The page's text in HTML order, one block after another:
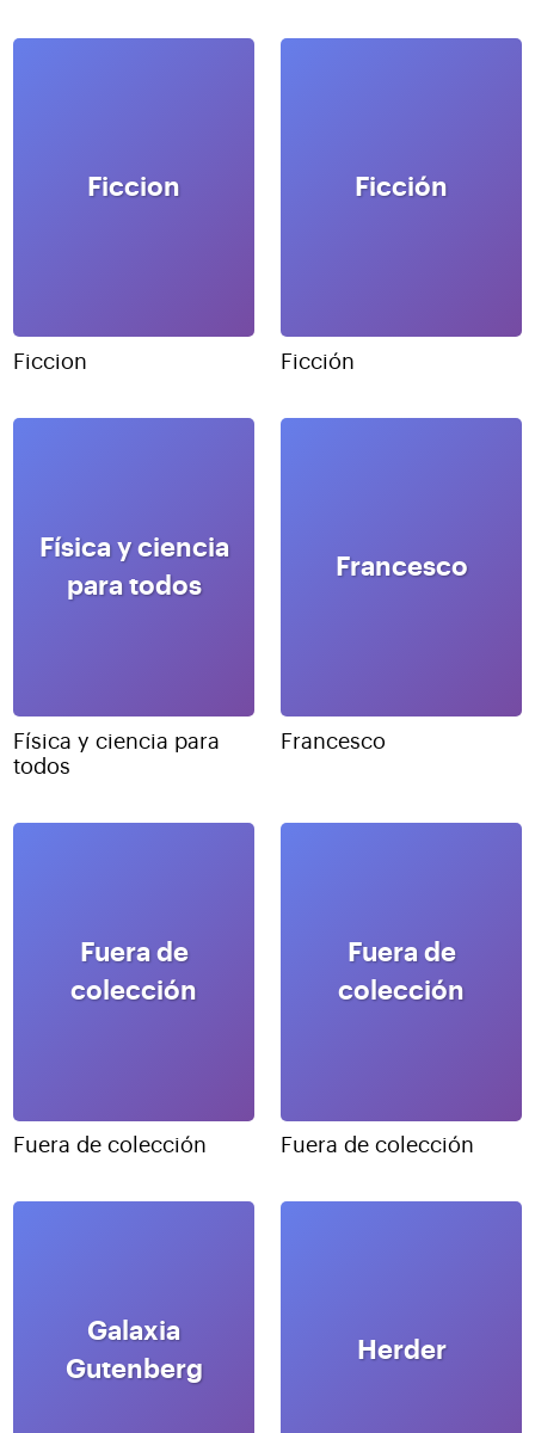
Ficcion
Ficcion
Ficción
Ficción
Física y ciencia
para todos
Física y ciencia para
todos
Francesco
Francesco
Fuera de
colección
Fuera de colección
Fuera de
colección
Fuera de colección
Galaxia
Gutenberg
Herder